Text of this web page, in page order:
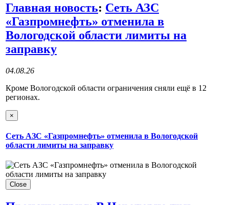
Главная новость: Сеть АЗС
«Газпромнефть» отменила в
Вологодской области лимиты на
заправку
04.08.26
Кроме Вологодской области ограничения сняли ещё в 12
регионах.
×
Сеть АЗС «Газпромнефть» отменила в Вологодской
области лимиты на заправку
Close